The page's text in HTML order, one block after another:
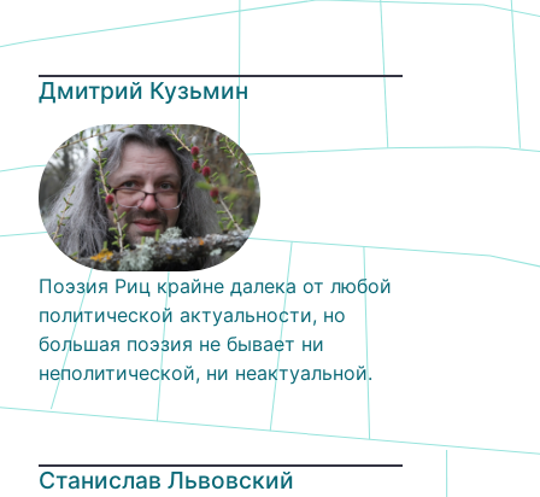
Дмитрий Кузьмин
Поэзия Риц крайне далека от любой
политической актуальности, но
большая поэзия не бывает ни
неполитической, ни неактуальной.
Станислав Львовский